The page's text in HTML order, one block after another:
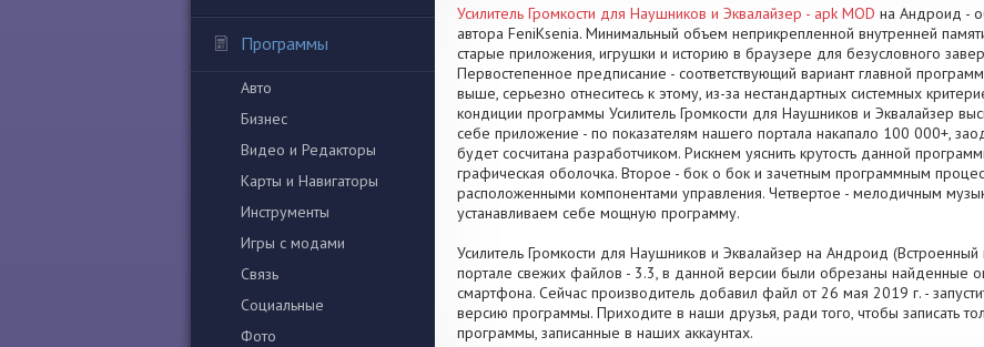
Программы
Авто
Бизнес
Видео и Редакторы
Карты и Навигаторы
Инструменты
Игры с модами
Связь
Социальные
Фото
Усилитель Громкости для Наушников и Эквалайзер - apk MOD на Андроид -
автора FeniKsenia. Минимальный объем неприкрепленной внутренней
старые приложения, игрушки и историю в браузере для безусловного
Первостепенное предписание - соответствующий вариант главной
выше, серьезно отнеситесь к этому, из-за нестандартных системных
кондиции программы Усилитель Громкости для Наушников и Эквалайзер
себе приложение - по показателям нашего портала накапало 100 000+,
будет сосчитана разработчиком. Рискнем уяснить крутость данной
графическая оболочка. Второе - бок о бок и зачетным программным
расположенными компонентами управления. Четвертое - мелодичным
устанавливаем себе мощную программу.
Усилитель Громкости для Наушников и Эквалайзер на Андроид
портале свежих файлов - 3.3, в данной версии были обрезаны найденные
смартфона. Сейчас производитель добавил файл от 26 мая 2019 г. -
версию программы. Приходите в наши друзья, ради того, чтобы записать
программы, записанные в наших аккаунтах.